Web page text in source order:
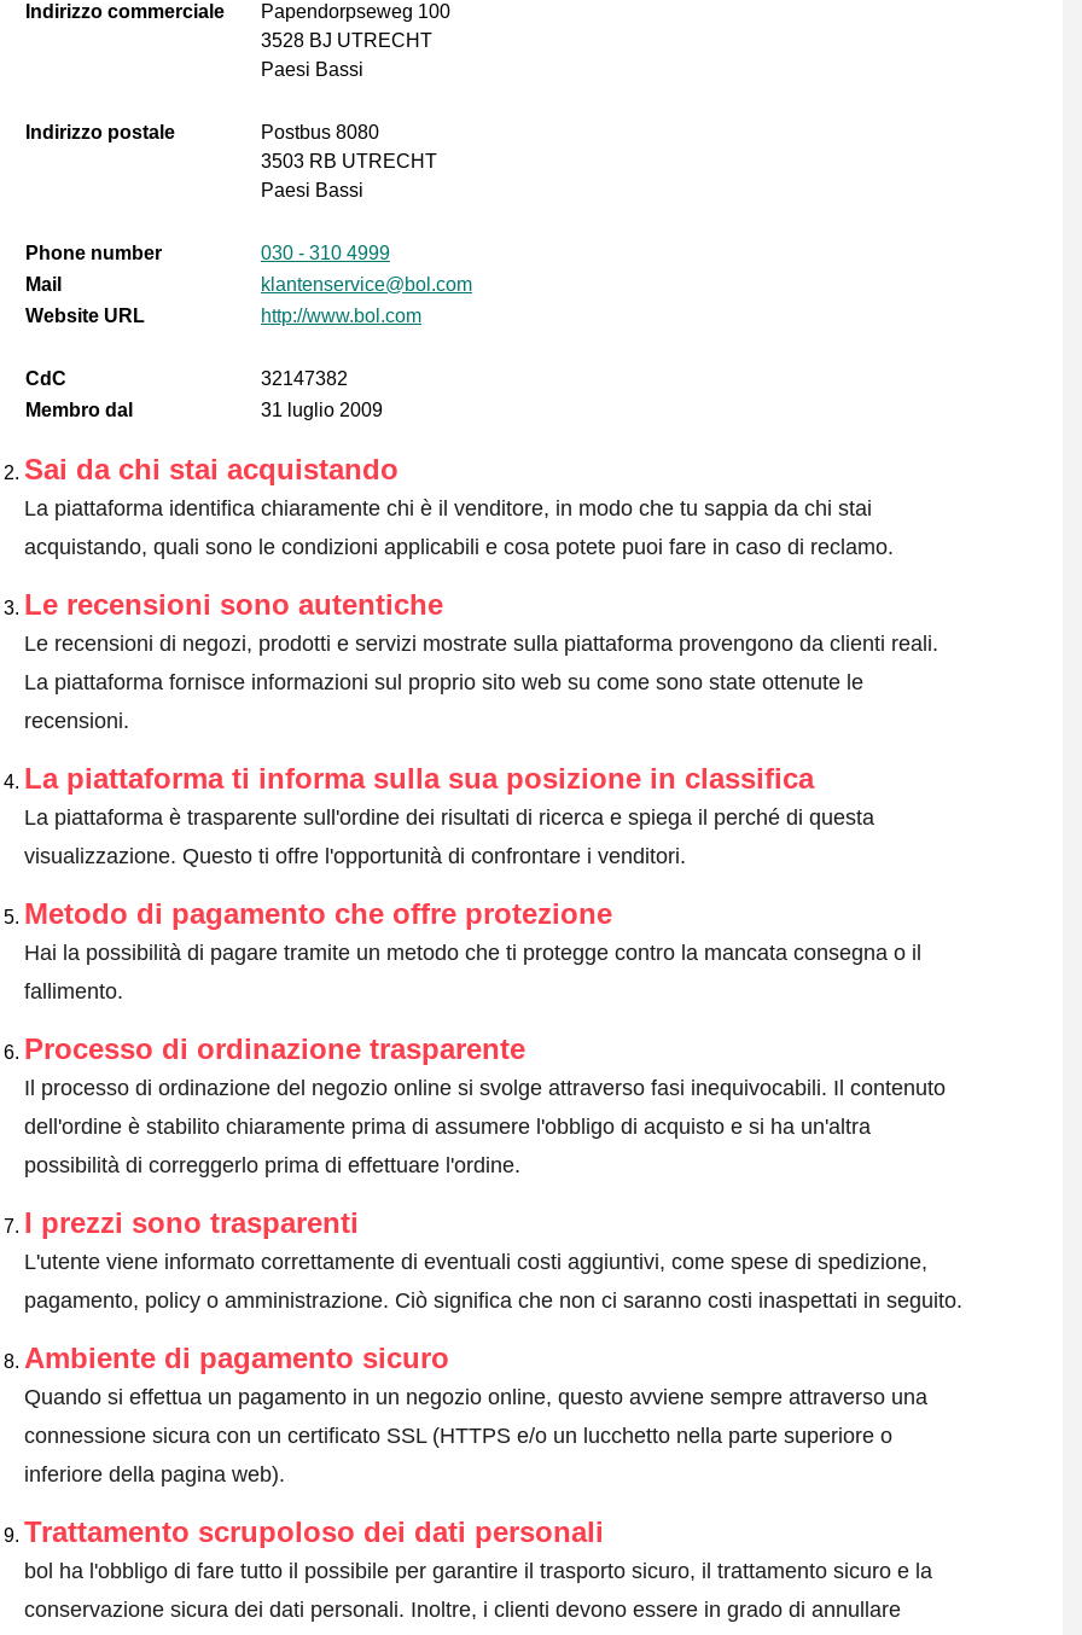
Indirizzo commerciale
Papendorpseweg 100
3528 BJ UTRECHT
Paesi Bassi
Indirizzo postale
Postbus 8080
3503 RB UTRECHT
Paesi Bassi
Phone number
030 - 310 4999
Mail
klantenservice@bol.com
Website URL
http://www.bol.com
CdC
32147382
Membro dal
31 luglio 2009
Sai da chi stai acquistando
La piattaforma identifica chiaramente chi è il venditore, in modo che tu sappia da chi stai
acquistando, quali sono le condizioni applicabili e cosa potete puoi fare in caso di reclamo.
Le recensioni sono autentiche
Le recensioni di negozi, prodotti e servizi mostrate sulla piattaforma provengono da clienti reali.
La piattaforma fornisce informazioni sul proprio sito web su come sono state ottenute le
recensioni.
La piattaforma ti informa sulla sua posizione in classifica
La piattaforma è trasparente sull'ordine dei risultati di ricerca e spiega il perché di questa
visualizzazione. Questo ti offre l'opportunità di confrontare i venditori.
Metodo di pagamento che offre protezione
Hai la possibilità di pagare tramite un metodo che ti protegge contro la mancata consegna o il
fallimento.
Processo di ordinazione trasparente
Il processo di ordinazione del negozio online si svolge attraverso fasi inequivocabili. Il contenuto
dell'ordine è stabilito chiaramente prima di assumere l'obbligo di acquisto e si ha un'altra
possibilità di correggerlo prima di effettuare l'ordine.
I prezzi sono trasparenti
L'utente viene informato correttamente di eventuali costi aggiuntivi, come spese di spedizione,
pagamento, policy o amministrazione. Ciò significa che non ci saranno costi inaspettati in seguito.
Ambiente di pagamento sicuro
Quando si effettua un pagamento in un negozio online, questo avviene sempre attraverso una
connessione sicura con un certificato SSL (HTTPS e/o un lucchetto nella parte superiore o
inferiore della pagina web).
Trattamento scrupoloso dei dati personali
bol ha l'obbligo di fare tutto il possibile per garantire il trasporto sicuro, il trattamento sicuro e la
conservazione sicura dei dati personali. Inoltre, i clienti devono essere in grado di annullare